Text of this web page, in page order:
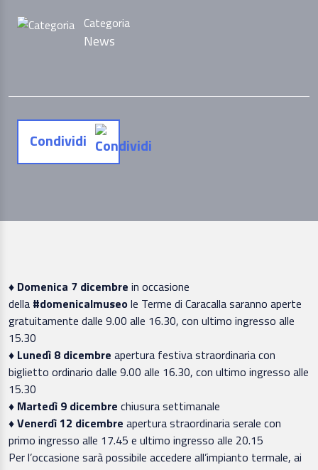
Categoria
News
Condividi
♦ Domenica 7 dicembre in occasione
della #domenicalmuseole Terme di Caracalla saranno aperte
gratuitamente dalle 9.00 alle 16.30, con ultimo ingresso alle
15.30
♦ Lunedì 8 dicembre apertura festiva straordinaria con
biglietto ordinario dalle 9.00 alle 16.30, con ultimo ingresso alle
15.30
♦ Martedì 9 dicembre chiusura settimanale
♦Venerdì 12 dicembre apertura straordinaria serale con
primo ingresso alle 17.45 e ultimo ingresso alle 20.15
Per l’occasione sarà possibile accedere all’impianto termale, ai